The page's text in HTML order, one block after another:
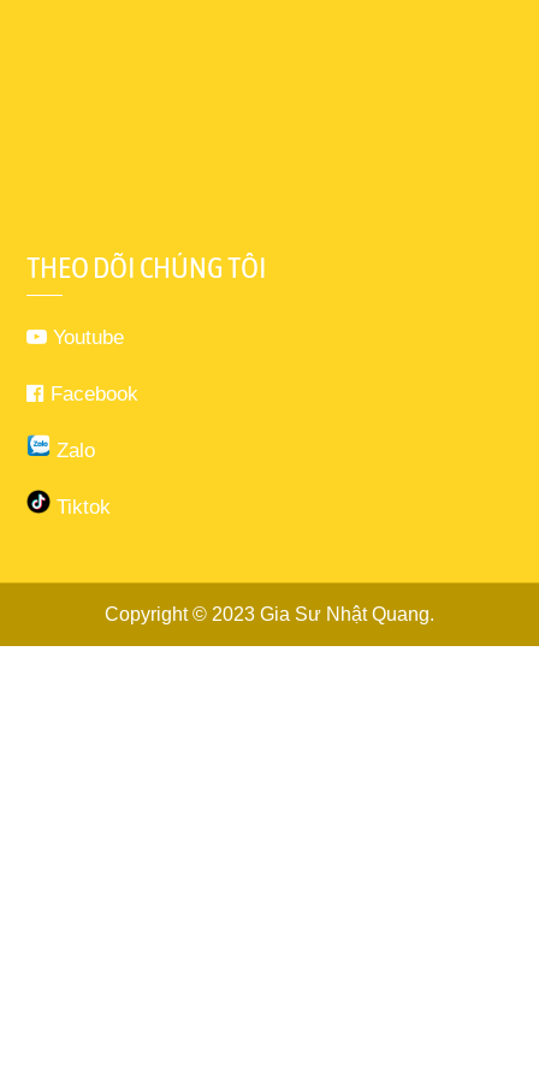
THEO DÕI CHÚNG TÔI
Youtube
Facebook
Zalo
Tiktok
Copyright © 2023 Gia Sư Nhật Quang.